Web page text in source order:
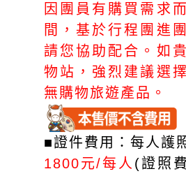
因團員有購買需求
間，基於行程團進
請您協助配合。如
物站，強烈建議選
無購物旅遊產品。
■證件費用：每人護
1800元/每人 (證照